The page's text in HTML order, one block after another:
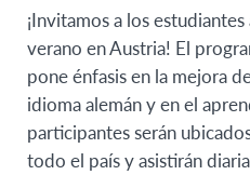
¡Invitamos a los
verano en Austria! El
pone énfasis en la mejora
idioma alemán y en el
participantes serán
todo el país y asistirán